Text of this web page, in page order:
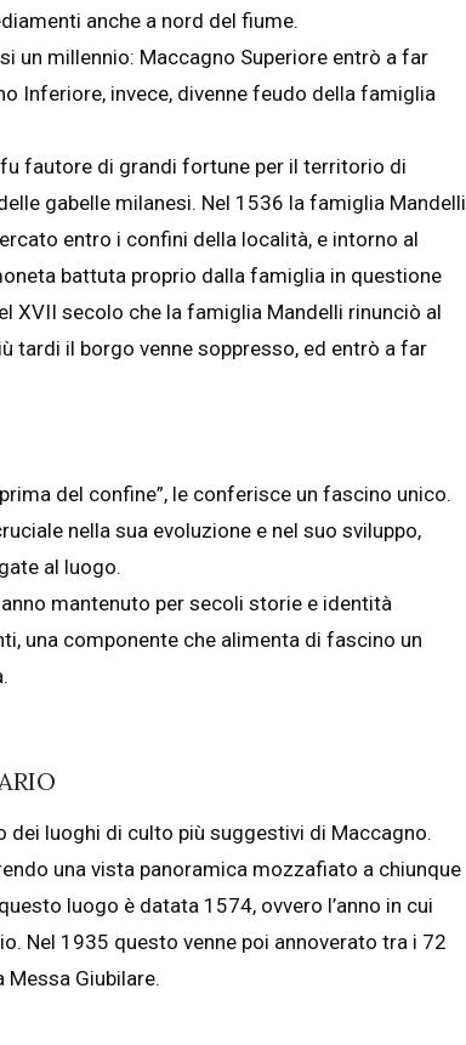
anche a nord del fiume.
un millennio: Maccagno Superiore entrò a far
Inferiore, invece, divenne feudo della famiglia
fautore di grandi fortune per il territorio di
gabelle milanesi. Nel 1536 la famiglia Mandelli
entro i confini della località, e intorno al
battuta proprio dalla famiglia in questione
XVII secolo che la famiglia Mandelli rinunciò al
tardi il borgo venne soppresso, ed entrò a far
del confine”, le conferisce un fascino unico.
nella sua evoluzione e nel suo sviluppo,
al luogo.
mantenuto per secoli storie e identità
una componente che alimenta di fascino un
dei luoghi di culto più suggestivi di Maccagno.
una vista panoramica mozzafiato a chiunque
luogo è datata 1574, ovvero l’anno in cui
Nel 1935 questo venne poi annoverato tra i 72
Giubilare.